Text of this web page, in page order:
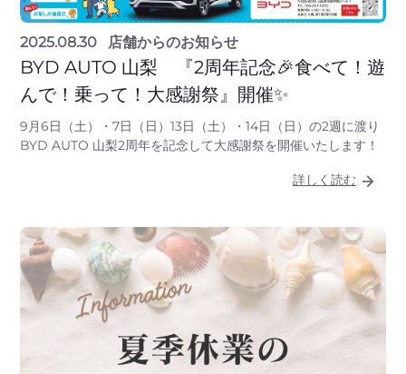
2025.08.30 店舗からのお知らせ
BYD AUTO 山梨 『2周年記念🎉食べて！遊
んで！乗って！大感謝祭』開催✨
9月6日（土）・7日（日）13日（土）・14日（日）の2週に渡り
BYD AUTO 山梨2周年を記念して大感謝祭を開催いたします！
詳しく読む